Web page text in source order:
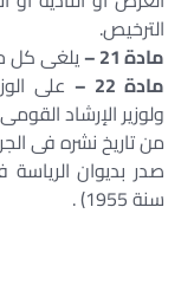
الترخيص.
مادة 21 –
يلغى كل
مادة 22 –
على
ولوزير الإرشاد
من تاريخ نشره فى
سنة 1955) .